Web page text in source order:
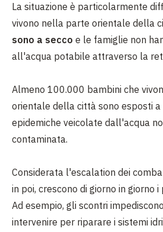
La situazione è particolarmente
vivono nella parte orientale della
sono a secco e le famiglie non
all'acqua potabile attraverso la
Almeno 100.000 bambini che
orientale della città sono esposti
epidemiche veicolate dall'acqua
contaminata.
Considerata l'escalation dei
in poi, crescono di giorno in giorno
Ad esempio, gli scontri
intervenire per riparare i sistemi